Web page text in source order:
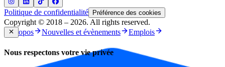
Politique de confidentialité Préférence des cookies
Copyright © 2018 – 2026. All rights reserved.
À propos
Nouvelles et évènements Emplois
Nous respectons votre vie privée